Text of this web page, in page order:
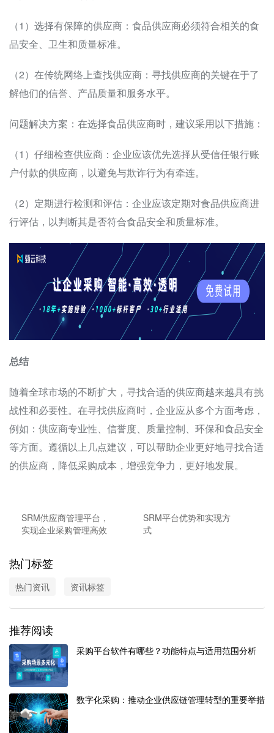
（1）选择有保障的供应商：食品供应商必须符合相关的食
品安全、卫生和质量标准。
（2）在传统网络上查找供应商：寻找供应商的关键在于了
解他们的信誉、产品质量和服务水平。
问题解决方案：在选择食品供应商时，建议采用以下措施：
（1）仔细检查供应商：企业应该优先选择从受信任银行账
户付款的供应商，以避免与欺诈行为有牵连。
（2）定期进行检测和评估：企业应该定期对食品供应商进
行评估，以判断其是否符合食品安全和质量标准。
总结
随着全球市场的不断扩大，寻找合适的供应商越来越具有挑
战性和必要性。在寻找供应商时，企业应从多个方面考虑，
例如：供应商专业性、信誉度、质量控制、环保和食品安全
等方面。遵循以上几点建议，可以帮助企业更好地寻找合适
的供应商，降低采购成本，增强竞争力，更好地发展。
SRM供应商管理平台，
实现企业采购管理高效
SRM平台优势和实现方
式
热门标签
热门资讯 资讯标签
推荐阅读
采购平台软件有哪些？功能特点与适用范围分析
数字化采购：推动企业供应链管理转型的重要举措